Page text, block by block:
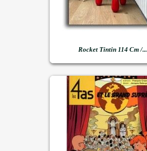
Rocket Tintin 114 Cm /...